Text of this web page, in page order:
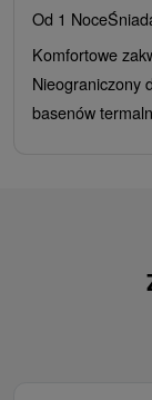
Od 1 Noce
Komfortowe
Nieograniczony
basenów